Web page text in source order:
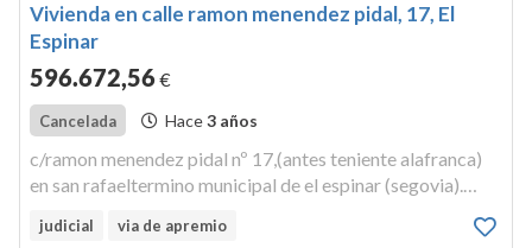
Vivienda en calle ramon menendez pidal, 17, El
Espinar
596.672,56€
Cancelada Hace3 años
c/ramon menendez pidal nº 17,(antes teniente alafranca)
en san rafaeltermino municipal de el espinar (segovia).
judicial via de apremio